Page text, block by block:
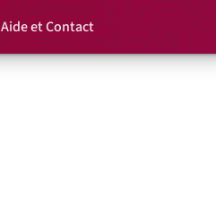
Rechercher un
Panier
Aide et Contact